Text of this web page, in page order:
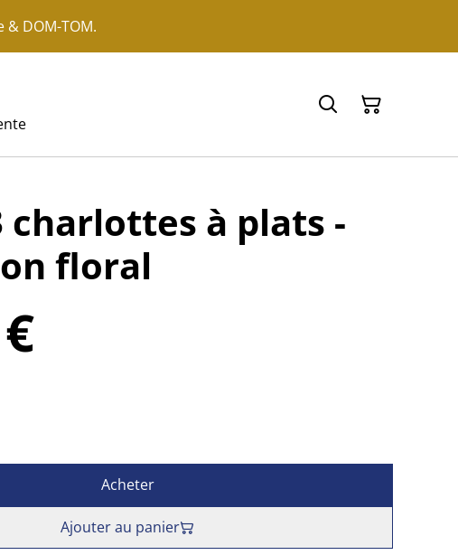
DOM-TOM.
charlottes à plats -
floral
Acheter
Ajouter au panier